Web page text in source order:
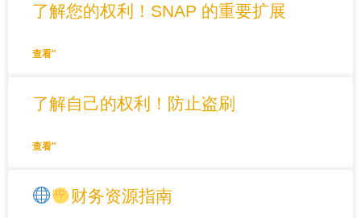
了解您的权利！SNAP 的重要扩展
查看"
了解自己的权利！防止盗刷
查看"
财务资源指南